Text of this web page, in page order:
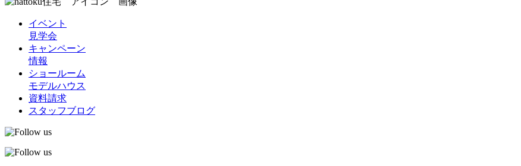
イベント
見学会
キャンペーン
情報
ショールーム
モデルハウス
資料請求
スタッフブログ